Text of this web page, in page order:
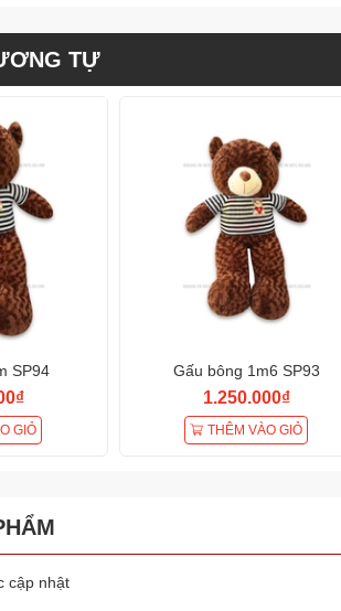
TỰ
SP94
GIỎ
Gấu bông 1m6 SP93
1.250.000₫
THÊM VÀO GIỎ
cập nhật